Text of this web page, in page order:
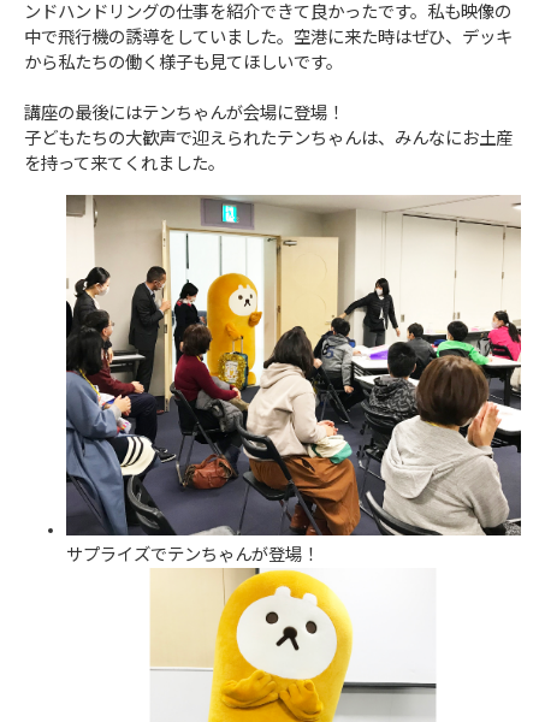
ンドハンドリングの仕事を紹介できて良かったです。私も映像の
中で飛行機の誘導をしていました。空港に来た時はぜひ、デッキ
から私たちの働く様子も見てほしいです。
講座の最後にはテンちゃんが会場に登場！
子どもたちの大歓声で迎えられたテンちゃんは、みんなにお土産
を持って来てくれました。
サプライズでテンちゃんが登場！